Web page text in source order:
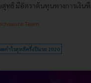
ทธิ มีอัตราต้นทุนทางการเงินที...
Team
ลกำไรสุทธิครึ่งปีแรก 2020